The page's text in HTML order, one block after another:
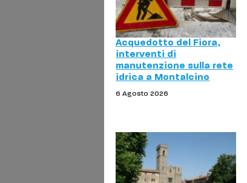
Acquedotto del Fiora,
interventi di
manutenzione sulla rete
idrica a Montalcino
6 Agosto 2026